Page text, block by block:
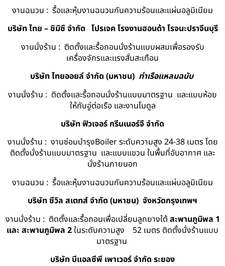
งานฉนวน : รื้อและหุ้มงานฉนวนกันความร้อนและแผ่นอลูมิเนียม
บริษัท ไทย – ชิมิซึ จำกัด โปรเจค โรงงานฮอนด้า โรจนะปราจีนบุรี
งานนั่งร้าน : ติดตั้งและรื้อถอนนั่งร้านแบบผสมเพื่อรองรับ
เครื่องจักรและแรงสั่นสะเทือน
บริษัท ไทยออยล์ จํากัด (มหาชน) ท่าเรือแหลมฉบับ
งานนั่งร้าน : ติดตั้งและรื้อถอนนั่งร้านแบบมาตรฐาน และแบบห้อย
ให้กับอู่ต่อเรือ และงานโมดูล
บริษัท ฟิวเจอร์ กรีนเนอร์จี จำกัด
งานนั่งร้าน : งานซ่อมบำรุงBoiler ระดับความสูง 24-38 เมตร โดย
ติดตั้งนั่งร้านแบบมาตรฐาน และแบบแขวน ในพื้นที่อับอากาศ และ
นั่งร้านภายนอก
งานฉนวน : รื้อและหุ้มงานฉนวนกันความร้อนและแผ่นอลูมิเนียม
บริษัท ซีวิล สเตทส์ จำกัด (มหาชน) จังหวัดกรุงเทพฯ
งานนั่งร้าน : ติดตั้งและรื้อถอนเพื่อเปลี่ยนลูกยางใต้ สะพานภูมิพล 1
และ สะพานภูมิพล 2ในระดับความสูง 52 เมตร ติดตั้งนั่งร้านแบบ
มาตรฐาน
บริษัท บีแอลซีพี เพาเวอร์ จำกัด ระยอง